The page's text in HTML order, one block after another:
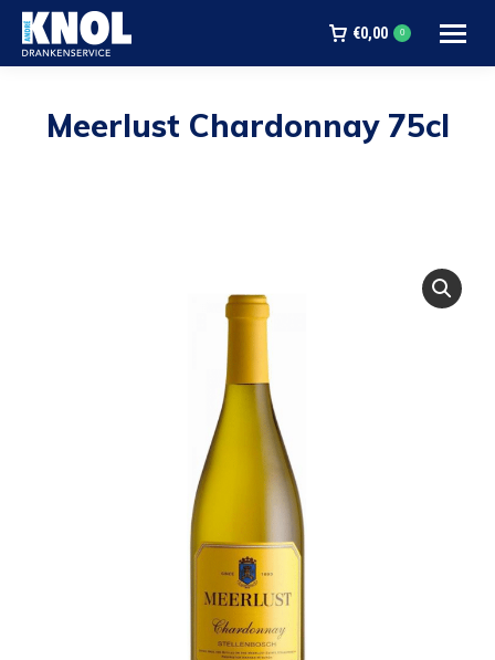
€0,00 0
Meerlust Chardonnay 75cl